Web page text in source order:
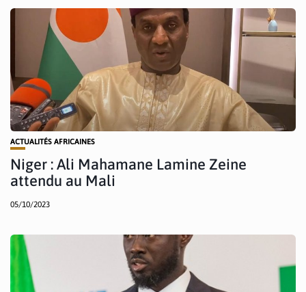
ACTUALITÉS AFRICAINES
Niger : Ali Mahamane Lamine Zeine
attendu au Mali
05/10/2023